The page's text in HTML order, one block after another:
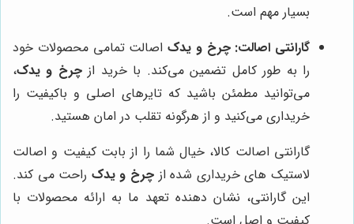
بسیار مهم است.
گارانتی اصالت: چرخ و یدک اصالت تمامی محصولات خود
را به طور کامل تضمین می‌کند. با خرید ازچرخ و یدک،
می‌توانید مطمئن باشید که تایرهای اصلی و باکیفیت را
خریداری می‌کنید و از هرگونه تقلب در امان هستید.
گارانتی اصالت کالا، خیال شما را از بابت کیفیت و اصالت
لاستیک های خریداری شده از چرخ و یدک راحت می کند.
این گارانتی، نشان دهنده تعهد ما به ارائه محصولات با